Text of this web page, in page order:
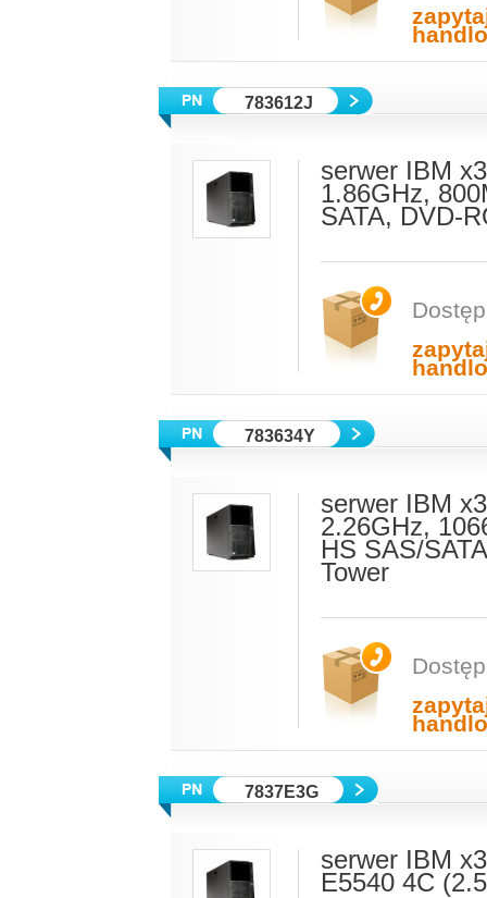
783612J
serwer IBM
1.86GHz,
SATA, DVD-
783634Y
serwer IBM
2.26GHz,
HS SAS/
Tower
7837E3G
serwer IBM
E5540 4C